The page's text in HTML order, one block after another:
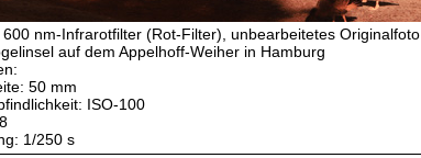
600 nm-Infrarotfilter (Rot-Filter), unbearbeitetes Originalfoto
auf dem Appelhoff-Weiher in Hamburg
50 mm
ISO-100
1/250 s